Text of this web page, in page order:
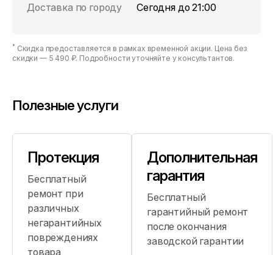
Доставка по городу
Сегодня до 21:00
* Скидка предоставляется в рамках временной акции. Цена без
скидки — 5 490 ₽. Подробности уточняйте у консультантов.
Полезные услуги
Протекция
Бесплатный
ремонт при
различных
негарантийных
повреждениях
товара
Дополнительная
гарантия
Бесплатный
гарантийный ремонт
после окончания
заводской гарантии